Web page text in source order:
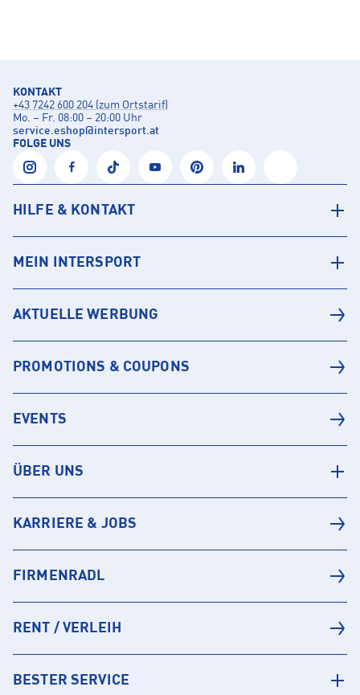
KONTAKT
+43 7242 600 204 (zum Ortstarif)
Mo. – Fr. 08:00 – 20:00 Uhr
service.eshop@intersport.at
FOLGE UNS
HILFE & KONTAKT
MEIN INTERSPORT
AKTUELLE WERBUNG
PROMOTIONS & COUPONS
EVENTS
ÜBER UNS
KARRIERE & JOBS
FIRMENRADL
RENT / VERLEIH
BESTER SERVICE